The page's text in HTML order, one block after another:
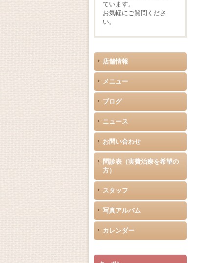
ています。
お気軽にご質問くださ
い。
店舗情報
メニュー
ブログ
ニュース
お問い合わせ
問診表（実費治療を希望の
方）
スタッフ
写真アルバム
カレンダー